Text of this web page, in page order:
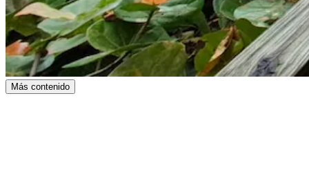
Más contenido